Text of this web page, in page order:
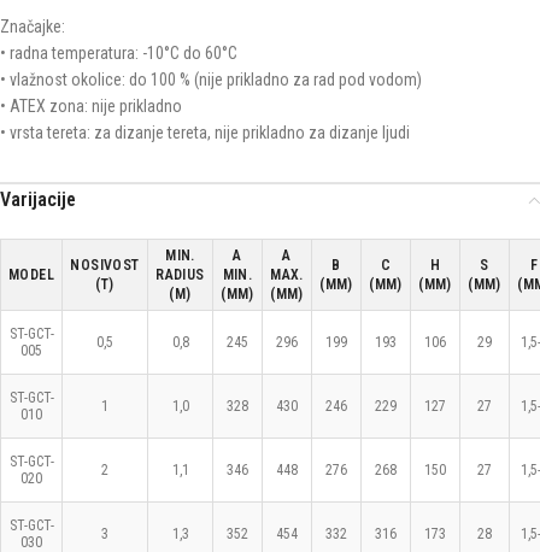
Značajke:
• radna temperatura: -10°C do 60°C
• vlažnost okolice: do 100 % (nije prikladno za rad pod vodom)
• ATEX zona: nije prikladno
• vrsta tereta: za dizanje tereta, nije prikladno za dizanje ljudi
Varijacije
MODEL
NOSIVOST
(T)
MIN.
RADIUS
(M)
A
MIN.
(MM)
A
MAX.
(MM)
B
(MM)
C
(MM)
H
(MM)
S
(MM)
F
ST-GCT-
005
0,5 0,8 245 296 199 193 106 29
ST-GCT-
010
1 1,0 328 430 246 229 127 27
ST-GCT-
020
2 1,1 346 448 276 268 150 27
ST-GCT-
030
3 1,3 352 454 332 316 173 28